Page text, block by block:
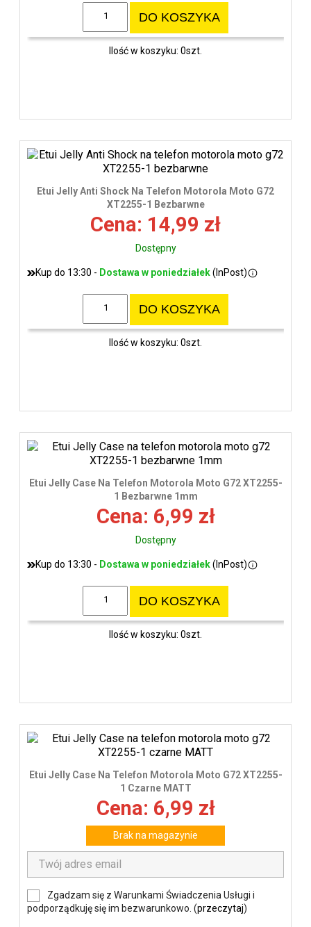
DO KOSZYKA
Ilość w koszyku: 0szt.
Etui Jelly Anti Shock Na Telefon Motorola Moto G72
XT2255-1 Bezbarwne
Cena: 14,99 zł
Dostępny
Kup do 13:30 - Dostawa w poniedziałek(InPost)
DO KOSZYKA
Ilość w koszyku: 0szt.
Etui Jelly Case Na Telefon Motorola Moto G72 XT2255-
1 Bezbarwne 1mm
Cena: 6,99 zł
Dostępny
Kup do 13:30 - Dostawa w poniedziałek(InPost)
DO KOSZYKA
Ilość w koszyku: 0szt.
Etui Jelly Case Na Telefon Motorola Moto G72 XT2255-
1 Czarne MATT
Cena: 6,99 zł
Brak na magazynie
Zgadzam się z Warunkami Świadczenia Usługi i
podporządkuję się im bezwarunkowo. (przeczytaj)